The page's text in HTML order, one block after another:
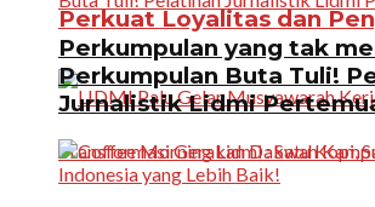
Perkuat Loyalitas dan
Perkumpulan yang tak
Perkumpulan Buta Tuli!
Jurnalistik Lidmi